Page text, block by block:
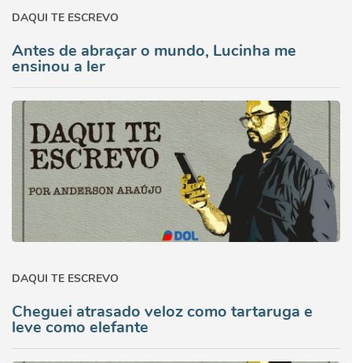
DAQUI TE ESCREVO
Antes de abraçar o mundo, Lucinha me
ensinou a ler
DAQUI TE ESCREVO
Cheguei atrasado veloz como tartaruga e
leve como elefante